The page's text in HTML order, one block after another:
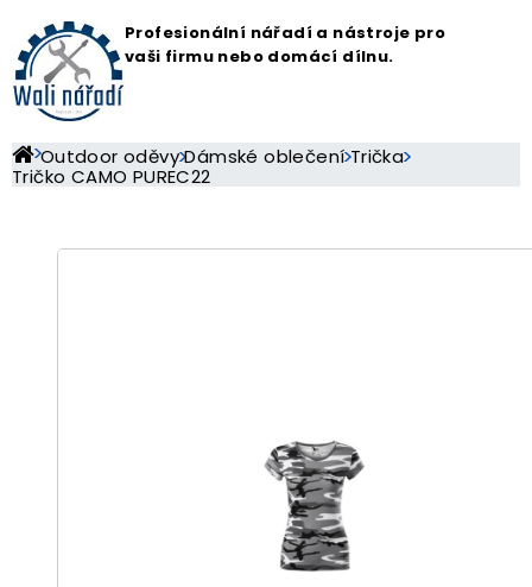
Profesionální nářadí a nástroje pro
vaši firmu nebo domácí dílnu.
Outdoor oděvy Dámské oblečení Trička
Tričko CAMO PUREC22